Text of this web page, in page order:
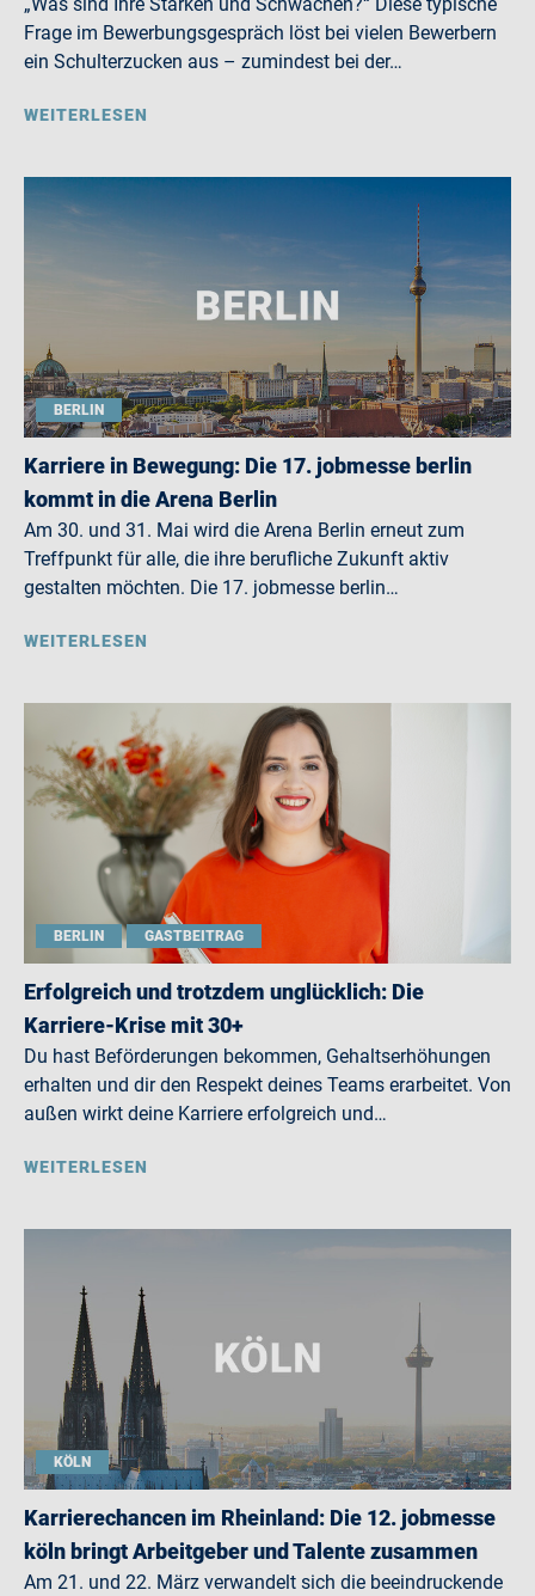
Frage im Bewerbungsgespräch löst bei vielen Bewerbern
ein Schulterzucken aus – zumindest bei der…
WEITERLESEN
BERLIN
Karriere in Bewegung: Die 17. jobmesse berlin
kommt in die Arena Berlin
Am 30. und 31. Mai wird die Arena Berlin erneut zum
Treffpunkt für alle, die ihre berufliche Zukunft aktiv
gestalten möchten. Die 17. jobmesse berlin…
WEITERLESEN
BERLIN GASTBEITRAG
Erfolgreich und trotzdem unglücklich: Die
Karriere-Krise mit 30+
Du hast Beförderungen bekommen, Gehaltserhöhungen
erhalten und dir den Respekt deines Teams erarbeitet. Von
außen wirkt deine Karriere erfolgreich und…
WEITERLESEN
KÖLN
Karrierechancen im Rheinland: Die 12. jobmesse
köln bringt Arbeitgeber und Talente zusammen
Am 21. und 22. März verwandelt sich die beeindruckende